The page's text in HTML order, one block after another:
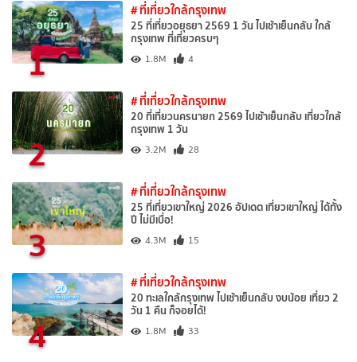
1
# ที่เที่ยวใกล้กรุงเทพ
25 ที่เที่ยวอยุธยา 2569 1 วัน ไปเช้าเย็นกลับ ใกล้
กรุงเทพ ที่เที่ยวครบๆ
1.8M 4
2
# ที่เที่ยวใกล้กรุงเทพ
20 ที่เที่ยวนครนายก 2569 ไปเช้าเย็นกลับ เที่ยวใกล้
กรุงเทพ 1 วัน
3.2M 28
3
# ที่เที่ยวใกล้กรุงเทพ
25 ที่เที่ยวเขาใหญ่ 2026 อัปเดต เที่ยวเขาใหญ่ ได้ทั้ง
ปี ไม่มีเบื่อ!
4.3M 15
4
# ที่เที่ยวใกล้กรุงเทพ
20 ทะเลใกล้กรุงเทพ ไปเช้าเย็นกลับ งบน้อย เที่ยว 2
วัน 1 คืน ก็จอยได้!
1.8M 33